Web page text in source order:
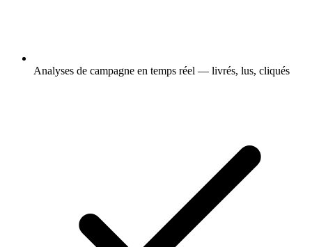
Analyses de campagne en temps réel — livrés, lus, cliqués